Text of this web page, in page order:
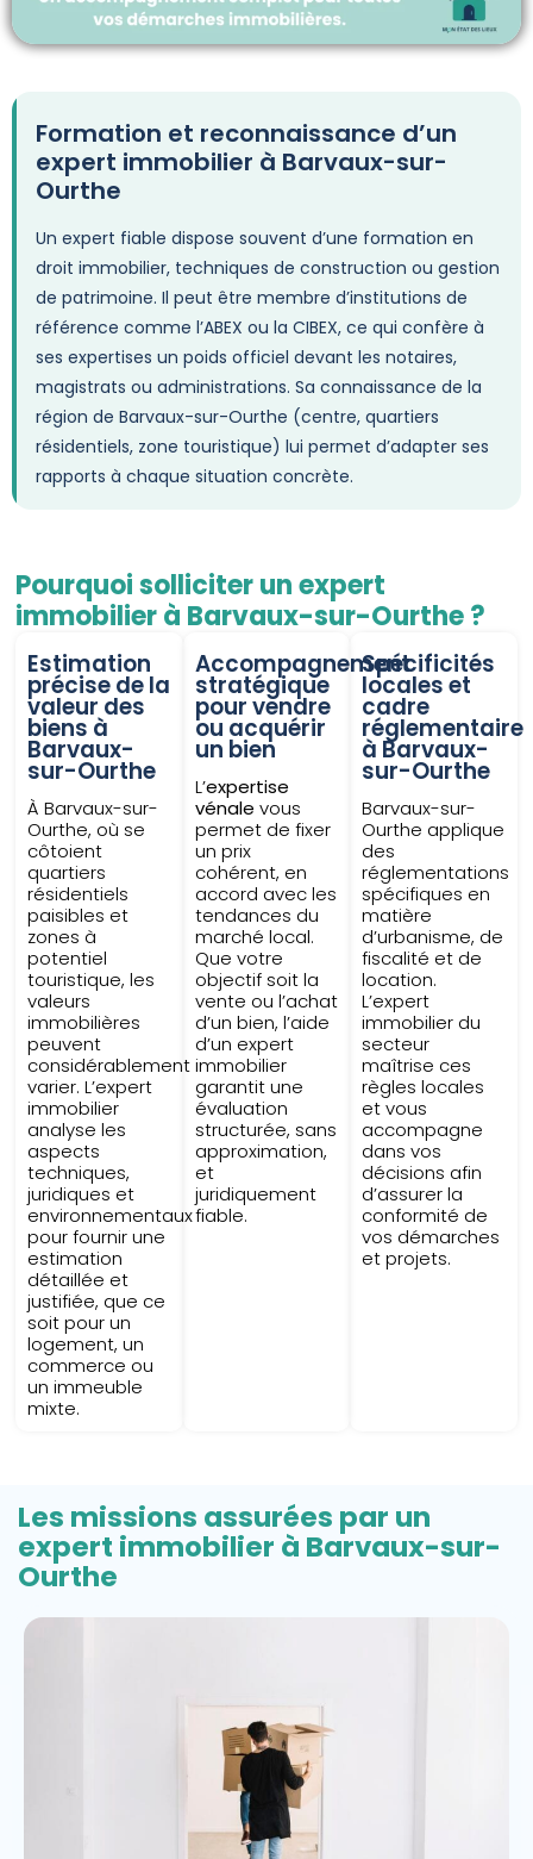
Formation et reconnaissance d’un
expert immobilier à Barvaux-sur-
Ourthe
Un expert fiable dispose souvent d’une formation en
droit immobilier, techniques de construction ou gestion
de patrimoine. Il peut être membre d’institutions de
référence comme l’ABEX ou la CIBEX, ce qui confère à
ses expertises un poids officiel devant les notaires,
magistrats ou administrations. Sa connaissance de la
région de Barvaux-sur-Ourthe (centre, quartiers
résidentiels, zone touristique) lui permet d’adapter ses
rapports à chaque situation concrète.
Pourquoi solliciter un expert
immobilier à Barvaux-sur-Ourthe ?
Estimation
précise de la
valeur des
biens à
Barvaux-
sur-Ourthe
À Barvaux-sur-
Ourthe, où se
côtoient
quartiers
résidentiels
paisibles et
zones à
potentiel
touristique, les
valeurs
immobilières
peuvent
considérablement
varier. L’expert
immobilier
analyse les
aspects
techniques,
juridiques et
environnementaux
pour fournir une
estimation
détaillée et
justifiée, que ce
soit pour un
logement, un
commerce ou
un immeuble
mixte.
Accompagnement
stratégique
pour vendre
ou acquérir
un bien
L’expertise
vénale vous
permet de fixer
un prix
cohérent, en
accord avec les
tendances du
marché local.
Que votre
objectif soit la
vente ou l’achat
d’un bien, l’aide
d’un expert
immobilier
garantit une
évaluation
structurée, sans
approximation,
et
juridiquement
fiable.
Spécificités
locales et
cadre
réglementaire
à Barvaux-
sur-Ourthe
Barvaux-sur-
Ourthe applique
des
réglementations
spécifiques en
matière
d’urbanisme, de
fiscalité et de
location.
L’expert
immobilier du
secteur
maîtrise ces
règles locales
et vous
accompagne
dans vos
décisions afin
d’assurer la
conformité de
vos démarches
et projets.
Les missions assurées par un
expert immobilier à Barvaux-sur-
Ourthe